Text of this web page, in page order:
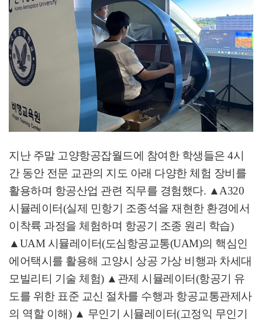
지난 주말 고양항공잡월드에 참여한 학생들은 4시
간 동안 전문 교관의 지도 아래 다양한 체험 장비를
활용하며 항공산업 관련 직무를 경험했다. ▲A320
시뮬레이터(실제 민항기 조종석을 재현한 환경에서
이착륙 과정을 체험하며 항공기 조종 원리 학습)
▲UAM 시뮬레이터(도심항공교통(UAM)의 핵심인
에어택시를 활용해 고양시 상공 가상 비행과 차세대
모빌리티 기술 체험) ▲ 관제 시뮬레이터(항공기 유
도를 위한 표준 교신 절차를 수행과 항공교통관제사
의 역할 이해) ▲ 무인기 시뮬레이터(고정익 무인기